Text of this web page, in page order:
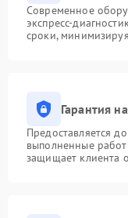
Современное
экспресс-
сроки,
Гарантия
Предоставляется
выполненные
защищает клиента